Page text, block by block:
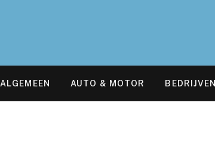
ALGEMEEN AUTO & MOTOR BEDRIJVEN